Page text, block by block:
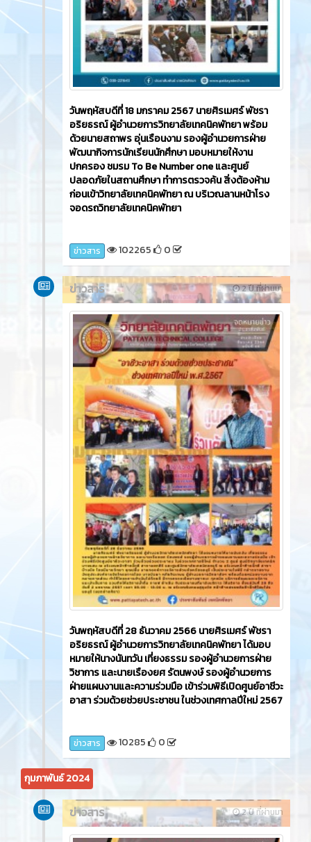
วันพฤหัสบดีที่ 18 มกราคม 2567 นายศิรเมศร์ พัชรา
อริยธรณ์ ผู้อำนวยการวิทยาลัยเทคนิคพัทยา พร้อม
ด้วยนายสถาพร อุ่นเรือนงาม รองผู้อำนวยการฝ่าย
พัฒนากิจการนักเรียนนักศึกษา มอบหมายให้งาน
ปกครอง ชมรม To Be Number one และศูนย์
ปลอดภัยในสถานศึกษา ทำการตรวจค้น สิ่งต้องห้าม
ก่อนเข้าวิทยาลัยเทคนิคพัทยา ณ บริเวณลานหน้าโรง
จอดรถวิทยาลัยเทคนิคพัทยา
ข่าวสาร 102265 0
2 ปี ที่ผ่านมา
ข่าวสาร
วันพฤหัสบดีที่ 28 ธันวาคม 2566 นายศิรเมศร์ พัชรา
อริยธรณ์ ผู้อำนวยการวิทยาลัยเทคนิคพัทยา ได้มอบ
หมายให้นางนันทวัน เที่ยงธรรม รองผู้อำนวยการฝ่าย
วิชาการ และนายเรืองยศ รัตนพงษ์ รองผู้อำนวยการ
ฝ่ายแผนงานและความร่วมมือ เข้าร่วมพิธีเปิดศูนย์อาชีวะ
อาสา ร่วมด้วยช่วยประชาชน ในช่วงเทศกาลปีใหม่ 2567
ข่าวสาร 10285 0
กุมภาพันธ์ 2024
2 ปี ที่ผ่านมา
ข่าวสาร